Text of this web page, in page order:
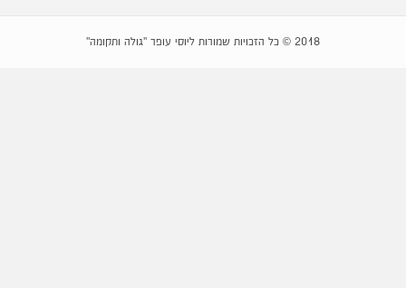
2018 © כל הזכויות שמורות ליוסי עופר "גולה ותקומה"